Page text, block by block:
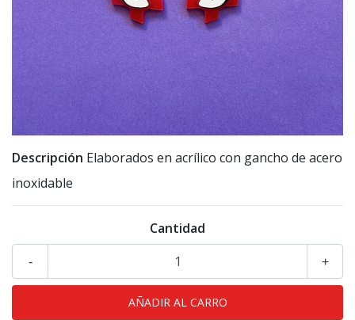
Descripción Elaborados en acrílico con gancho de acero
inoxidable
Cantidad
+
-